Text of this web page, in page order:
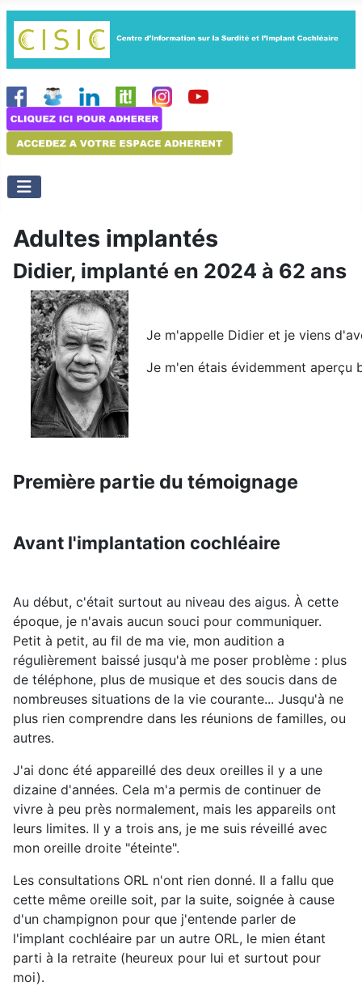
Adultes implantés
Didier, implanté en 2024 à 62 ans
Je m'appelle Didier et je viens
Je m'en étais évidemment aperçu
Première partie du témoignage
Avant l'implantation cochléaire
Au début, c'était surtout au niveau des aigus. À cette
époque, je n'avais aucun souci pour communiquer.
Petit à petit, au fil de ma vie, mon audition a
régulièrement baissé jusqu'à me poser problème : plus
de téléphone, plus de musique et des soucis dans de
nombreuses situations de la vie courante... Jusqu'à ne
plus rien comprendre dans les réunions de familles, ou
autres.
J'ai donc été appareillé des deux oreilles il y a une
dizaine d'années. Cela m'a permis de continuer de
vivre à peu près normalement, mais les appareils ont
leurs limites. Il y a trois ans, je me suis réveillé avec
mon oreille droite "éteinte".
Les consultations ORL n'ont rien donné. Il a fallu que
cette même oreille soit, par la suite, soignée à cause
d'un champignon pour que j'entende parler de
l'implant cochléaire par un autre ORL, le mien étant
parti à la retraite (heureux pour lui et surtout pour
moi).